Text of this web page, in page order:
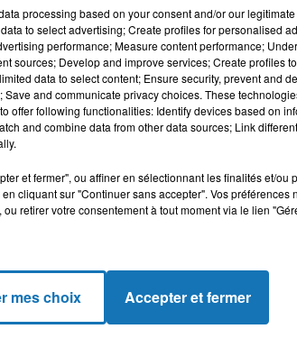
DOCUMENTATION TRIBUNES
processing based on your consent and/or our
to select advertising; Create profiles for personalised
performance; Measure content performance;
sources; Develop and improve services; Create profiles
data to select content; Ensure security, prevent and
and communicate privacy choices. These
offer following functionalities: Identify devices based on
and combine data from other data sources; Link
et fermer", ou affiner en sélectionnant les finalités et/ou
cliquant sur "Continuer sans accepter". Vos préférences
retirer votre consentement à tout moment via le lien
mes choix Accepter et fermer